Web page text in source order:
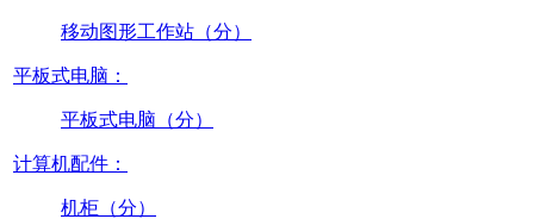
移动图形工作站（分）
平板式电脑：
平板式电脑（分）
计算机配件：
机柜（分）